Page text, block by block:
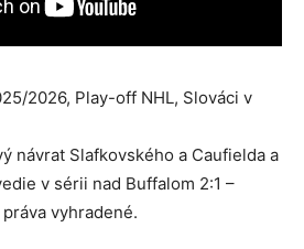
2026, Play-off NHL, Slováci v
návrat Slafkovského a Caufielda a
v sérii nad Buffalom 2:1 –
vyhradené.